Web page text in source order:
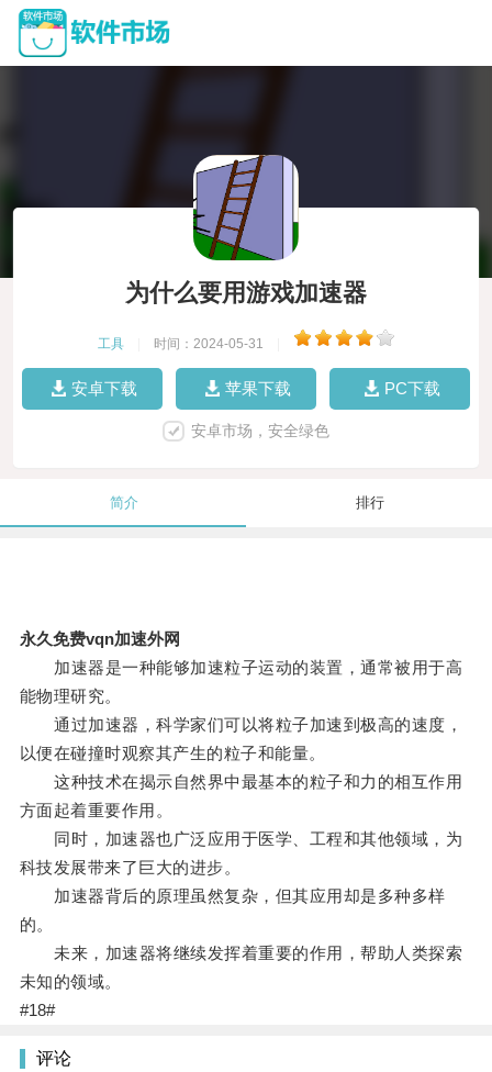
为什么要用游戏加速器
工具 时间：2024-05-31
安卓下载 苹果下载 PC下载
安卓市场，安全绿色
简介 排行
永久免费vqn加速外网
加速器是一种能够加速粒子运动的装置，通常被用于高
能物理研究。
通过加速器，科学家们可以将粒子加速到极高的速度，
以便在碰撞时观察其产生的粒子和能量。
这种技术在揭示自然界中最基本的粒子和力的相互作用
方面起着重要作用。
同时，加速器也广泛应用于医学、工程和其他领域，为
科技发展带来了巨大的进步。
加速器背后的原理虽然复杂，但其应用却是多种多样
的。
未来，加速器将继续发挥着重要的作用，帮助人类探索
未知的领域。
#18#
评论